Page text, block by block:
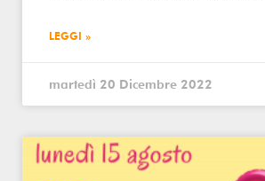
LEGGI »
martedì 20 Dicembre 2022